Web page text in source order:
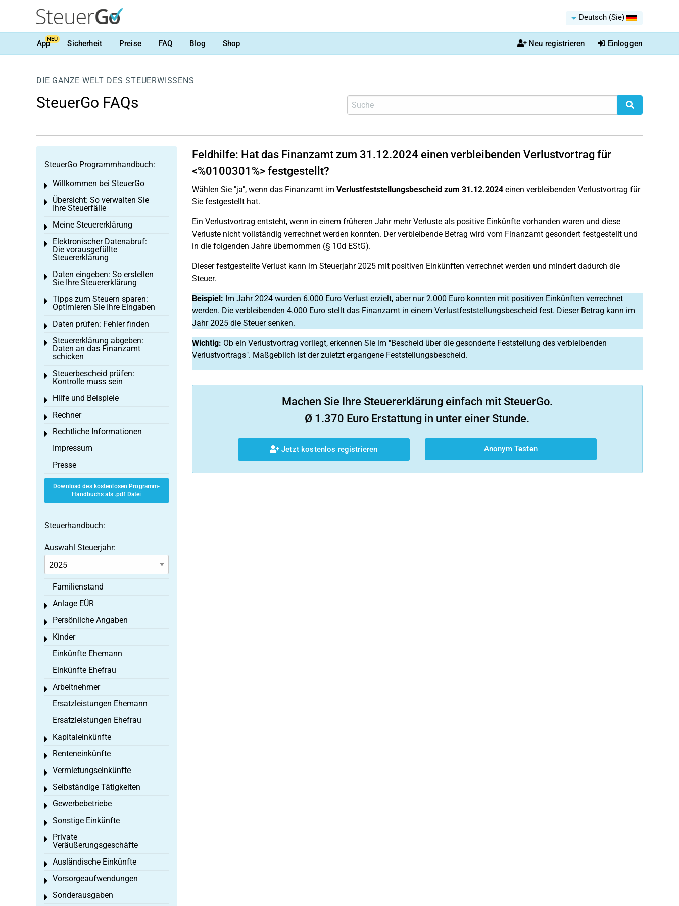
Deutsch (Sie)
AppNEU Sicherheit Preise FAQ Blog Shop Neu registrieren Einloggen
DIE GANZE WELT DES STEUERWISSENS
SteuerGo FAQs
Feldhilfe: Hat das Finanzamt zum 31.12.2024 einen verbleibenden Verlustvortrag für
<%0100301%> festgestellt?
Wählen Sie "ja", wenn das Finanzamt im Verlustfeststellungsbescheid zum 31.12.2024 einen verbleibenden Verlustvortrag für
Sie festgestellt hat.
Ein Verlustvortrag entsteht, wenn in einem früheren Jahr mehr Verluste als positive Einkünfte vorhanden waren und diese
Verluste nicht vollständig verrechnet werden konnten. Der verbleibende Betrag wird vom Finanzamt gesondert festgestellt und
in die folgenden Jahre übernommen (§ 10d EStG).
Dieser festgestellte Verlust kann im Steuerjahr 2025 mit positiven Einkünften verrechnet werden und mindert dadurch die
Steuer.
Beispiel: Im Jahr 2024 wurden 6.000 Euro Verlust erzielt, aber nur 2.000 Euro konnten mit positiven Einkünften verrechnet
werden. Die verbleibenden 4.000 Euro stellt das Finanzamt in einem Verlustfeststellungsbescheid fest. Dieser Betrag kann im
Jahr 2025 die Steuer senken.
Wichtig: Ob ein Verlustvortrag vorliegt, erkennen Sie im "Bescheid über die gesonderte Feststellung des verbleibenden
Verlustvortrags". Maßgeblich ist der zuletzt ergangene Feststellungsbescheid.
Machen Sie Ihre Steuererklärung einfach mit SteuerGo.
Ø 1.370 Euro Erstattung in unter einer Stunde.
Jetzt kostenlos registrieren Anonym Testen
SteuerGo Programmhandbuch:
Willkommen bei SteuerGo
Toggle menu
Übersicht: So verwalten Sie
Ihre Steuerfälle
Toggle menu
Meine Steuererklärung
Toggle menu
Elektronischer Datenabruf:
Die vorausgefüllte
Steuererklärung
Toggle menu
Daten eingeben: So erstellen
Sie Ihre Steuererklärung
Toggle menu
Tipps zum Steuern sparen:
Optimieren Sie Ihre Eingaben
Toggle menu
Daten prüfen: Fehler finden
Toggle menu
Steuererklärung abgeben:
Daten an das Finanzamt
schicken
Toggle menu
Steuerbescheid prüfen:
Kontrolle muss sein
Toggle menu
Hilfe und Beispiele
Toggle menu
Rechner
Toggle menu
Rechtliche Informationen
Toggle menu
Impressum
Presse
Download des kostenlosen Programm-
Handbuchs als .pdf Datei
Steuerhandbuch:
Auswahl Steuerjahr:
Familienstand
Anlage EÜR
Toggle menu
Persönliche Angaben
Toggle menu
Kinder
Toggle menu
Einkünfte Ehemann
Einkünfte Ehefrau
Arbeitnehmer
Toggle menu
Ersatzleistungen Ehemann
Ersatzleistungen Ehefrau
Kapitaleinkünfte
Toggle menu
Renteneinkünfte
Toggle menu
Vermietungseinkünfte
Toggle menu
Selbständige Tätigkeiten
Toggle menu
Gewerbebetriebe
Toggle menu
Sonstige Einkünfte
Toggle menu
Private
Veräußerungsgeschäfte
Toggle menu
Ausländische Einkünfte
Toggle menu
Vorsorgeaufwendungen
Toggle menu
Sonderausgaben
Toggle menu